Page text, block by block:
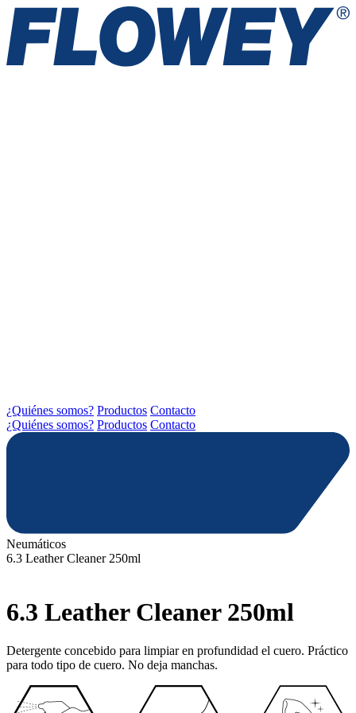
¿Quiénes somos? Productos Contacto
¿Quiénes somos? Productos Contacto
Neumáticos
6.3 Leather Cleaner 250ml
6.3 Leather Cleaner 250ml
Detergente concebido para limpiar en profundidad el cuero. Práctico
para todo tipo de cuero. No deja manchas.